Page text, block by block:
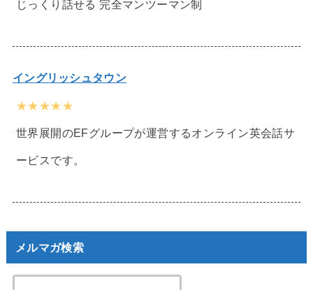
じっくり話せる 完全マンツーマン制
イングリッシュタウン
★★★★★
世界展開のEFグループが運営するオンライン英会話サ
ービスです。
メルマガ検索